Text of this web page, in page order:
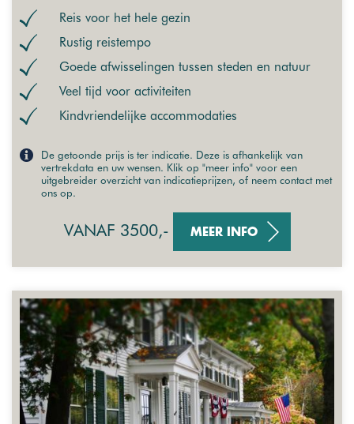
Reis voor het hele gezin
Rustig reistempo
Goede afwisselingen tussen steden en natuur
Veel tijd voor activiteiten
Kindvriendelijke accommodaties
De getoonde prijs is ter indicatie. Deze is afhankelijk van
vertrekdata en uw wensen. Klik op "meer info" voor een
uitgebreider overzicht van indicatieprijzen, of neem contact met
ons op.
VANAF 3500,- MEER INFO